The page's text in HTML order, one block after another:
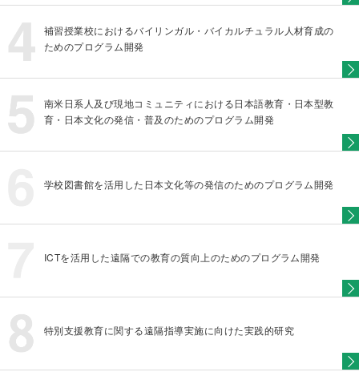
補習授業校におけるバイリンガル・バイカルチュラル人材育成の
ためのプログラム開発
南米日系人及び現地コミュニティにおける日本語教育・日本型教
育・日本文化の発信・普及のためのプログラム開発
学校図書館を活用した日本文化等の発信のためのプログラム開発
ICTを活用した遠隔での教育の質向上のためのプログラム開発
特別支援教育に関する遠隔指導実施に向けた実践的研究